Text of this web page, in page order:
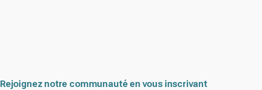
Rejoignez notre communauté en vous inscrivant